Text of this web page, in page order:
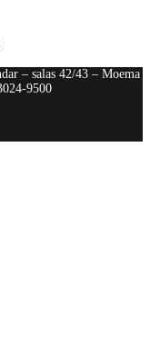
– salas 42/43 – Moema
9500